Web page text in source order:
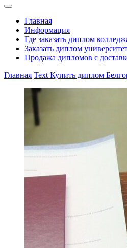
Главная
Информация
Где заказать диплом
Заказать диплом
Продажа дипломов с
Главная Text Купить диплом